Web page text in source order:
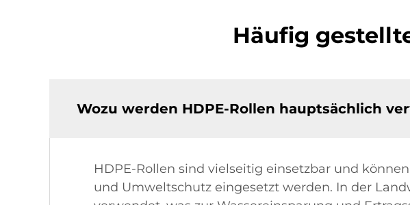
Häufig
Wozu werden HDPE-Rollen hauptsächlich
HDPE-Rollen sind vielseitig einsetzbar und
und Umweltschutz eingesetzt werden. In der